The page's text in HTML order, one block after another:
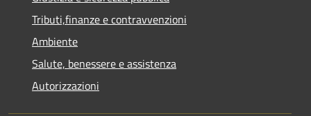
Tributi,finanze e contravvenzioni
Ambiente
Salute, benessere e assistenza
Autorizzazioni